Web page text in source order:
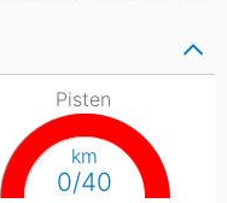
Pisten
km
0/40